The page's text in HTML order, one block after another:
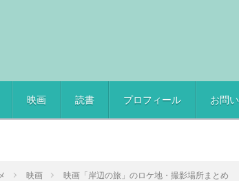
映画 読書 プロフィール お問
映画 映画「岸辺の旅」のロケ地・撮影場所まとめ